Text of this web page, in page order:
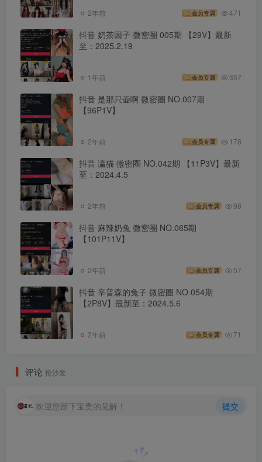
2年前 会员专属 471
抖音 奶茶因子 微密圈 005期 【29V】最新
至：2025.2.19
1年前 会员专属 357
抖音 是那只壶啊 微密圈 NO.007期
【96P1V】
2年前 会员专属 178
抖音 瀛猫 微密圈 NO.042期 【11P3V】最新
至：2024.4.5
2年前 会员专属 98
抖音 麻辣奶兔 微密圈 NO.065期
【101P11V】
2年前 会员专属 57
抖音 辛普森的兔子 微密圈 NO.054期
【2P8V】最新至：2024.5.6
2年前 会员专属 71
评论 抢沙发
欢迎您留下宝贵的见解！ 提交